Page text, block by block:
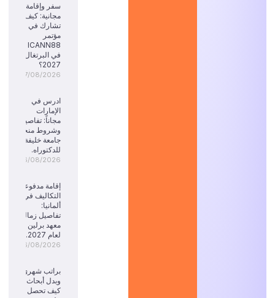
سفر وإقامة
مجانية: كيف
تشارك في
مؤتمر
ICANN88
في البرتغال
2027؟
07/08/2026
ادرس في
الإمارات
مجاناً: تفاصيل
وشروط منحة
جامعة خليفة
للدكتوراه.
06/08/2026
إقامة مدفوعة
التكاليف في
ألمانيا:
تفاصيل زمالة
معهد برلين
لعام 2027.
06/08/2026
براتب شهري
وبدل أبحاث:
كيف تحصل